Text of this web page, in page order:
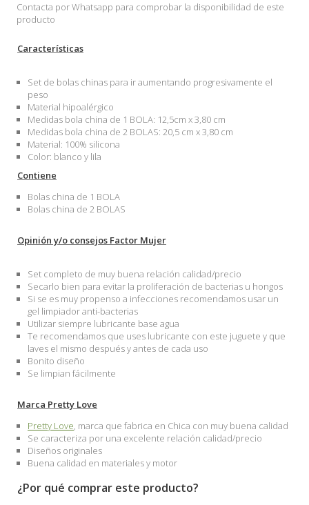
Contacta por Whatsapp para comprobar la disponibilidad de este
producto
Características
Set de bolas chinas para ir aumentando progresivamente el
peso
Material hipoalérgico
Medidas bola china de 1 BOLA: 12,5cm x 3,80 cm
Medidas bola china de 2 BOLAS: 20,5 cm x 3,80 cm
Material: 100% silicona
Color: blanco y lila
Contiene
Bolas china de 1 BOLA
Bolas china de 2 BOLAS
Opinión y/o consejos Factor Mujer
Set completo de muy buena relación calidad/precio
Secarlo bien para evitar la proliferación de bacterias u hongos
Si se es muy propenso a infecciones recomendamos usar un
gel limpiador anti-bacterias
Utilizar siempre lubricante base agua
Te recomendamos que uses lubricante con este juguete y que
laves el mismo después y antes de cada uso
Bonito diseño
Se limpian fácilmente
Marca Pretty Love
Pretty Love, marca que fabrica en Chica con muy buena calidad
Se caracteriza por una excelente relación calidad/precio
Diseños originales
Buena calidad en materiales y motor
¿Por qué comprar este producto?